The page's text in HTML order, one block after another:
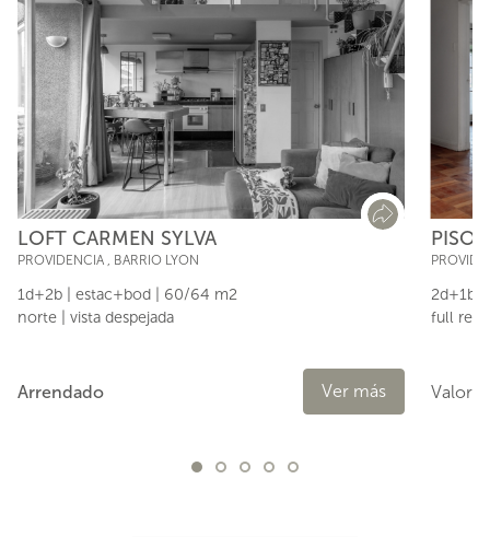
LOFT CARMEN SYLVA
PROVIDENCIA BARRIO LYON
1d+2b | estac+bod | 60/64 m2
norte | vista despejada
Arrendado Ver más
PISO
2d+1b |
full
Valor: